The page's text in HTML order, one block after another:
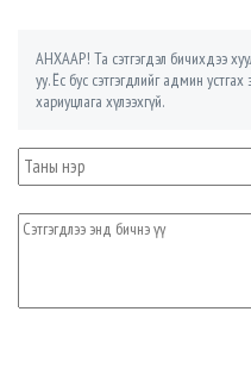
АНХААР! Та сэтгэгдэл бичихдээ
уу. Ёс бус сэтгэгдлийг админ
хариуцлага хүлээхгүй.